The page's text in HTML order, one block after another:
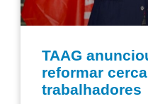
TAAG
reformar
trabalhadores